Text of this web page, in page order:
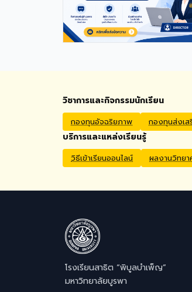
Housing Allowance: 6,500 THB
assistance with Visa and
Permit extensions Private Health
Insurance cover Qualifications
English Speakers with a
TOEIC score of at least 785. Prior
teaching experience is
Application Process Interested
candidates should submit
CV, passport copy, degree
วิชาการและกิจกรรมนักเรียน
กองทุนอัจฉริยภาพ กองทุนส่งเส
บริการและแหล่งเรียนรู้
วิธีเข้าเรียนออนไลน์ ผลงานวิทยา
โรงเรียนสาธิต “พิบูลบำเพ็ญ”
มหาวิทยาลัยบูรพา